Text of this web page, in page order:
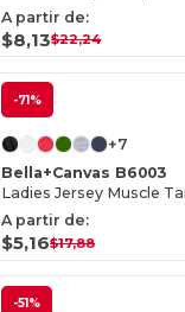
A partir de:
$8,13$22,24
-71%
+7
Bella+Canvas B6003
Ladies Jersey Muscle
A partir de:
$5,16$17,88
-51%